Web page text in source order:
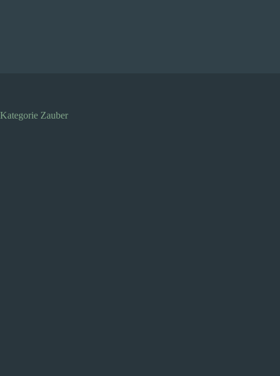
Kategorie Zauber